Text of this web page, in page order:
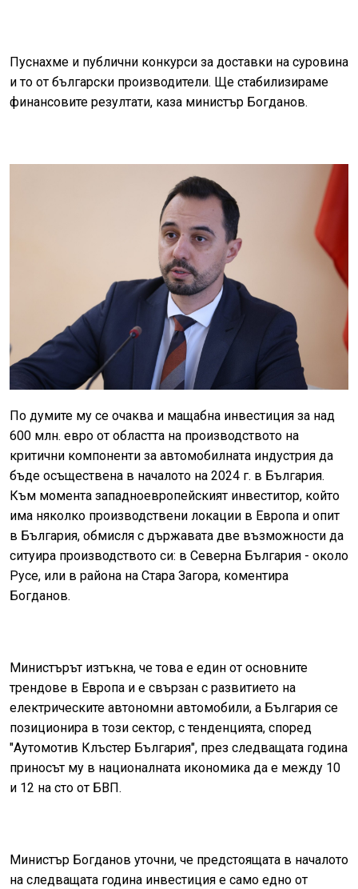
Пуснахме и публични конкурси за доставки на суровина
и то от български производители. Ще стабилизираме
финансовите резултати, каза министър Богданов.
По думите му се очаква и мащабна инвестиция за над
600 млн. евро от областта на производството на
критични компоненти за автомобилната индустрия да
бъде осъществена в началото на 2024 г. в България.
Към момента западноевропейският инвеститор, който
има няколко производствени локации в Европа и опит
в България, обмисля с държавата две възможности да
ситуира производството си: в Северна България - около
Русе, или в района на Стара Загора, коментира
Богданов.
Министърът изтъкна, че това е един от основните
трендове в Европа и е свързан с развитието на
електрическите автономни автомобили, а България се
позиционира в този сектор, с тенденцията, според
"Аутомотив Клъстер България", през следващата година
приносът му в националната икономика да е между 10
и 12 на сто от БВП.
Министър Богданов уточни, че предстоящата в началото
на следващата година инвестиция е само едно от